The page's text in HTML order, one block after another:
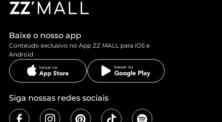
Baixe o nosso app
Conteúdo exclusivo no App ZZ MALL para iOS e
Android
Siga nossas redes sociais